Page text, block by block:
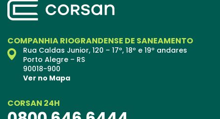
COMPANHIA RIOGRANDENSE DE SANEAMENTO
Rua Caldas Junior, 120 – 17º, 18º e 19º andares
Porto Alegre – RS
90018-900
Ver no Mapa
CORSAN 24H